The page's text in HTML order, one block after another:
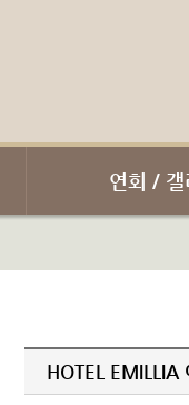
연회 /
HOTEL EMILLIA